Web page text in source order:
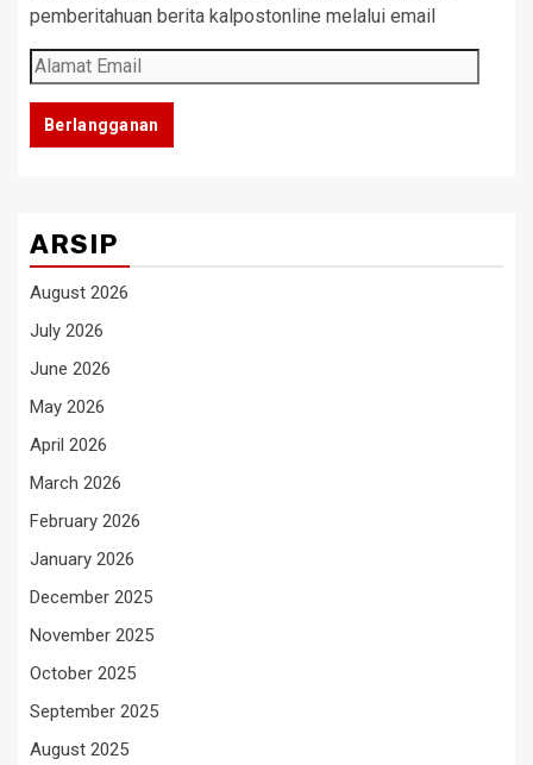
pemberitahuan berita kalpostonline melalui email
Alamat
Email
Berlangganan
ARSIP
August 2026
July 2026
June 2026
May 2026
April 2026
March 2026
February 2026
January 2026
December 2025
November 2025
October 2025
September 2025
August 2025